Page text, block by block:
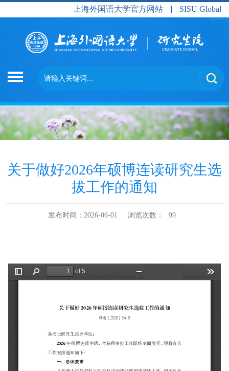
上海外国语大学官方网站 SISU Global
关于做好2026年硕博连读研究生选
拔工作的通知
发布时间：2026-06-01 浏览次数： 99